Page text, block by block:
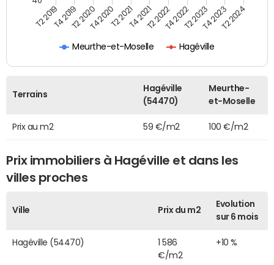
Meurthe-et-Moselle Hagéville
T2 2019T4 2019T2 2020T4 2020T2 2021T4 2021T2 2022T4 2022T2 2023T4 2023T2 2024
Terrains
Hagéville
(54470)
Meurthe-
et-Moselle
Prix au m2 59 €/m2 100 €/m2
Prix immobiliers à Hagéville et dans les
villes proches
Ville Prix du m2
Evolution
sur 6 mois
Hagéville (54470)
1 586
€/m2
+10 %